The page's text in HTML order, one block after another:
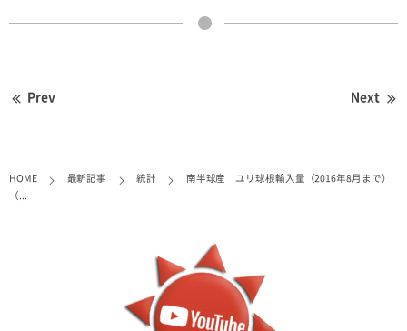
Prev Next
HOME 最新記事 統計
南半球産 ユリ球根輸入量（2016年8月まで）
（...